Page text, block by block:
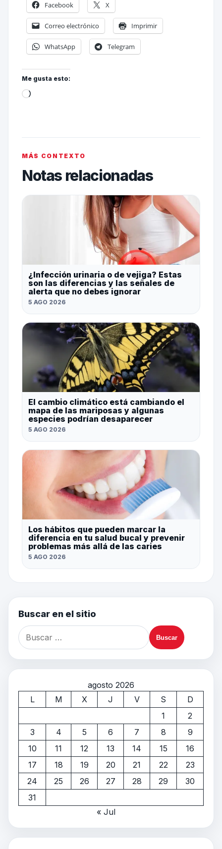
Facebook X
Correo electrónico Imprimir
WhatsApp Telegram
Me gusta esto:
MÁS CONTEXTO
Notas relacionadas
¿Infección urinaria o de vejiga? Estas
son las diferencias y las señales de
alerta que no debes ignorar
5 AGO 2026
El cambio climático está cambiando el
mapa de las mariposas y algunas
especies podrían desaparecer
5 AGO 2026
Los hábitos que pueden marcar la
diferencia en tu salud bucal y prevenir
problemas más allá de las caries
5 AGO 2026
Buscar en el sitio
agosto 2026
L
M X J V S
D
1
2
3
4 5 6 7 8
9
10
11 12 13 14 15
16
17
18 19 20 21 22
23
24
25 26 27 28 29
30
31
« Jul